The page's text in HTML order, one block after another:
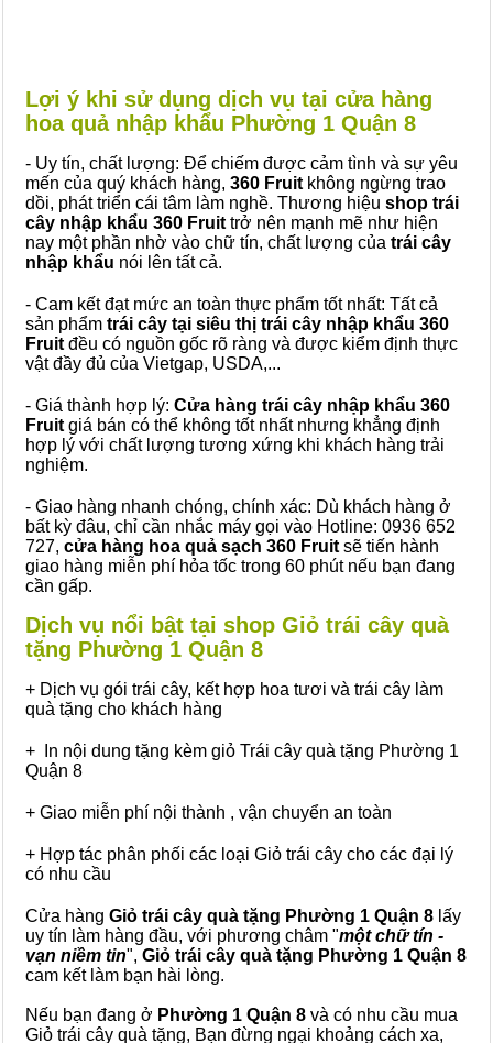
Lợi ý khi sử dụng dịch vụ tại cửa hàng
hoa quả nhập khẩu Phường 1 Quận 8
- Uy tín, chất lượng: Để chiếm được cảm tình và sự yêu
mến của quý khách hàng, 360 Fruit không ngừng trao
dồi, phát triển cái tâm làm nghề. Thương hiệu shop trái
cây nhập khẩu 360 Fruit trở nên mạnh mẽ như hiện
nay một phần nhờ vào chữ tín, chất lượng của trái cây
nhập khẩu nói lên tất cả.
- Cam kết đạt mức an toàn thực phẩm tốt nhất: Tất cả
sản phẩm trái cây tại siêu thị trái cây nhập khẩu 360
Fruit đều có nguồn gốc rõ ràng và được kiểm định thực
vật đầy đủ của Vietgap, USDA,...
- Giá thành hợp lý: Cửa hàng trái cây nhập khẩu 360
Fruit giá bán có thể không tốt nhất nhưng khẳng định
hợp lý với chất lượng tương xứng khi khách hàng trải
nghiệm.
- Giao hàng nhanh chóng, chính xác: Dù khách hàng ở
bất kỳ đâu, chỉ cần nhắc máy gọi vào Hotline: 0936 652
727, cửa hàng hoa quả sạch 360 Fruit sẽ tiến hành
giao hàng miễn phí hỏa tốc trong 60 phút nếu bạn đang
cần gấp.
Dịch vụ nổi bật tại shop Giỏ trái cây quà
tặng Phường 1 Quận 8
+ Dịch vụ gói trái cây, kết hợp hoa tươi và trái cây làm
quà tặng cho khách hàng
+ In nội dung tặng kèm giỏ Trái cây quà tặng Phường 1
Quận 8
+ Giao miễn phí nội thành , vận chuyển an toàn
+ Hợp tác phân phối các loại Giỏ trái cây cho các đại lý
có nhu cầu
Cửa hàng Giỏ trái cây quà tặng Phường 1 Quận 8 lấy
uy tín làm hàng đầu, với phương châm "một chữ tín -
vạn niềm tin", Giỏ trái cây quà tặng Phường 1 Quận 8
cam kết làm bạn hài lòng.
Nếu bạn đang ở Phường 1 Quận 8 và có nhu cầu mua
Giỏ trái cây quà tặng, Bạn đừng ngại khoảng cách xa,